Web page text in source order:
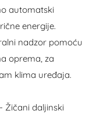
automatski
energije.
nadzor pomoću
oprema, za
klima uređaja.
- Žičani daljinski